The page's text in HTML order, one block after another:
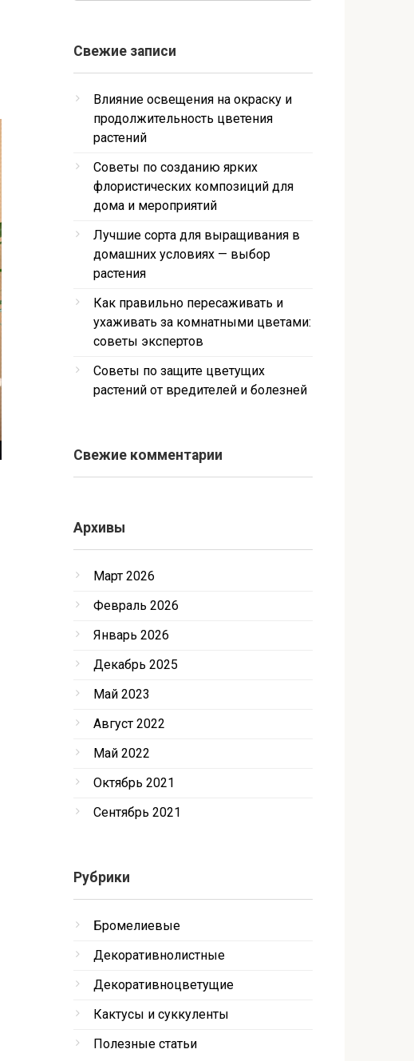
Свежие записи
Влияние освещения на окраску и
продолжительность цветения
растений
Советы по созданию ярких
флористических композиций для
дома и мероприятий
Лучшие сорта для выращивания в
домашних условиях — выбор
растения
Как правильно пересаживать и
ухаживать за комнатными цветами:
советы экспертов
Советы по защите цветущих
растений от вредителей и болезней
Свежие комментарии
Архивы
Март 2026
Февраль 2026
Январь 2026
Декабрь 2025
Май 2023
Август 2022
Май 2022
Октябрь 2021
Сентябрь 2021
Рубрики
Бромелиевые
Декоративнолистные
Декоративноцветущие
Кактусы и суккуленты
Полезные статьи